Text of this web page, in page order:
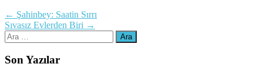
Yazı
dolaşımı
← Şahinbey: Saatin Sırrı
Sıvasız Evlerden Biri →
Arama:
Son Yazılar